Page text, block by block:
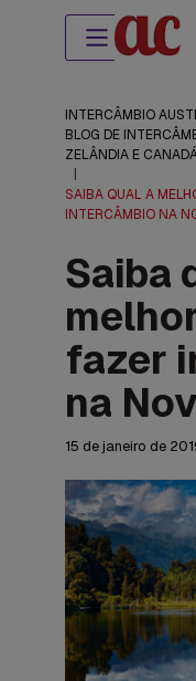
INTERCÂMBIO
BLOG DE
ZELÂNDIA E
SAIBA QUAL A
INTERCÂMBIO NA
Saiba
fazer
na
15 de janeiro de